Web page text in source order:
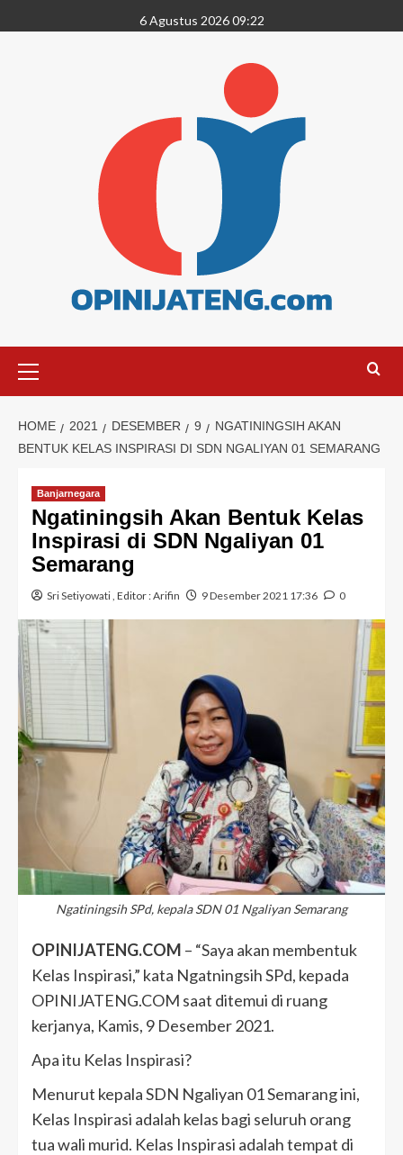
6 Agustus 2026 09:22
HOME 2021 DESEMBER 9
NGATININGSIH AKAN
BENTUK KELAS INSPIRASI DI SDN NGALIYAN 01 SEMARANG
Banjarnegara
Ngatiningsih Akan Bentuk Kelas
Inspirasi di SDN Ngaliyan 01
Semarang
Sri Setiyowati, Editor :Arifin 9 Desember 2021 17:36 0
Ngatiningsih SPd, kepala SDN 01 Ngaliyan Semarang
OPINIJATENG.COM – “Saya akan membentuk
Kelas Inspirasi,” kata Ngatningsih SPd, kepada
OPINIJATENG.COM saat ditemui di ruang
kerjanya, Kamis, 9 Desember 2021.
Apa itu Kelas Inspirasi?
Menurut kepala SDN Ngaliyan 01 Semarang ini,
Kelas Inspirasi adalah kelas bagi seluruh orang
tua wali murid. Kelas Inspirasi adalah tempat di